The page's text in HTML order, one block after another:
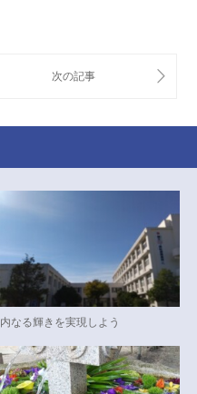
内なる輝きを実現しよう